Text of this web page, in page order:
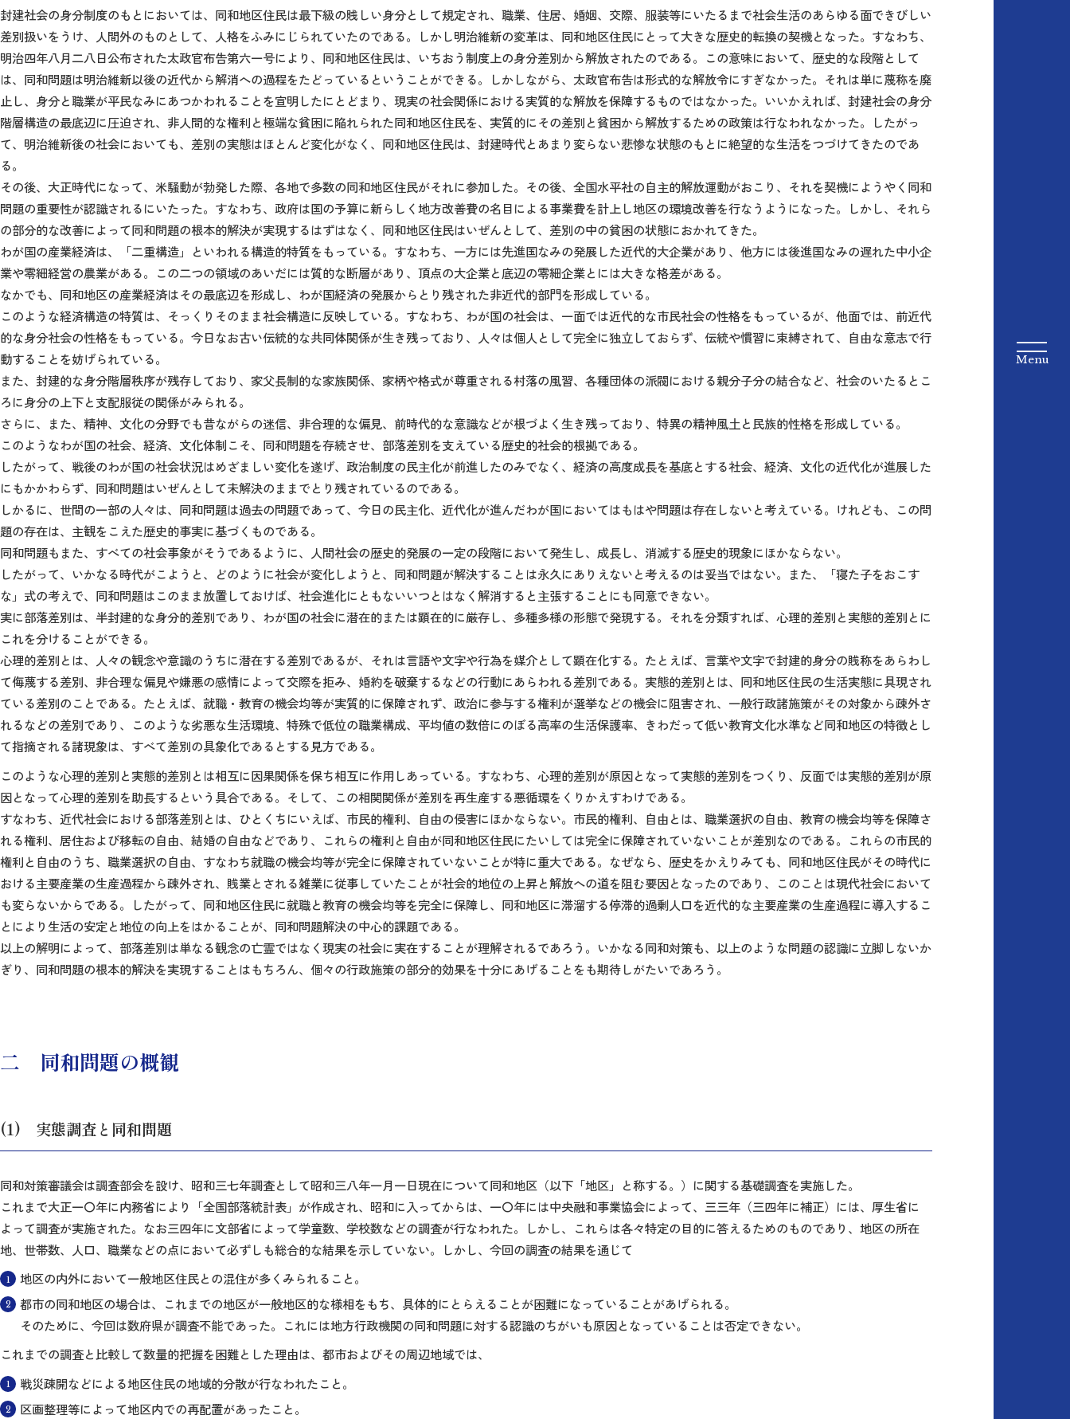
封建社会の身分制度のもとにおいては、同和地区住民は最下級の賎しい身分として規定され、職業、住居、婚姻、交際、服装等にいたるまで社会生活のあらゆる面できびしい
差別扱いをうけ、人間外のものとして、人格をふみにじられていたのである。しかし明治維新の変革は、同和地区住民にとって大きな歴史的転換の契機となった。すなわち、
明治四年八月二八日公布された太政官布告第六一号により、同和地区住民は、いちおう制度上の身分差別から解放されたのである。この意味において、歴史的な段階として
は、同和問題は明治維新以後の近代から解消への過程をたどっているということができる。しかしながら、太政官布告は形式的な解放令にすぎなかった。それは単に蔑称を廃
止し、身分と職業が平民なみにあつかわれることを宣明したにとどまり、現実の社会関係における実質的な解放を保障するものではなかった。いいかえれば、封建社会の身分
階層構造の最底辺に圧迫され、非人間的な権利と極端な貧困に陥れられた同和地区住民を、実質的にその差別と貧困から解放するための政策は行なわれなかった。したがっ
て、明治維新後の社会においても、差別の実態はほとんど変化がなく、同和地区住民は、封建時代とあまり変らない悲惨な状態のもとに絶望的な生活をつづけてきたのであ
る。
その後、大正時代になって、米騒動が勃発した際、各地で多数の同和地区住民がそれに参加した。その後、全国水平社の自主的解放運動がおこり、それを契機にようやく同和
問題の重要性が認識されるにいたった。すなわち、政府は国の予算に新らしく地方改善費の名目による事業費を計上し地区の環境改善を行なうようになった。しかし、それら
の部分的な改善によって同和問題の根本的解決が実現するはずはなく、同和地区住民はいぜんとして、差別の中の貧困の状態におかれてきた。
わが国の産業経済は、「二重構造」といわれる構造的特質をもっている。すなわち、一方には先進国なみの発展した近代的大企業があり、他方には後進国なみの遅れた中小企
業や零細経営の農業がある。この二つの領域のあいだには質的な断層があり、頂点の大企業と底辺の零細企業とには大きな格差がある。
なかでも、同和地区の産業経済はその最底辺を形成し、わが国経済の発展からとり残された非近代的部門を形成している。
このような経済構造の特質は、そっくりそのまま社会構造に反映している。すなわち、わが国の社会は、一面では近代的な市民社会の性格をもっているが、他面では、前近代
的な身分社会の性格をもっている。今日なお古い伝統的な共同体関係が生き残っており、人々は個人として完全に独立しておらず、伝統や慣習に束縛されて、自由な意志で行
動することを妨げられている。
また、封建的な身分階層秩序が残存しており、家父長制的な家族関係、家柄や格式が尊重される村落の風習、各種団体の派閥における親分子分の結合など、社会のいたるとこ
ろに身分の上下と支配服従の関係がみられる。
さらに、また、精神、文化の分野でも昔ながらの迷信、非合理的な偏見、前時代的な意識などが根づよく生き残っており、特異の精神風土と民族的性格を形成している。
このようなわが国の社会、経済、文化体制こそ、同和問題を存続させ、部落差別を支えている歴史的社会的根拠である。
したがって、戦後のわが国の社会状況はめざましい変化を遂げ、政治制度の民主化が前進したのみでなく、経済の高度成長を基底とする社会、経済、文化の近代化が進展した
にもかかわらず、同和問題はいぜんとして未解決のままでとり残されているのである。
しかるに、世間の一部の人々は、同和問題は過去の問題であって、今日の民主化、近代化が進んだわが国においてはもはや問題は存在しないと考えている。けれども、この問
題の存在は、主観をこえた歴史的事実に基づくものである。
同和問題もまた、すべての社会事象がそうであるように、人間社会の歴史的発展の一定の段階において発生し、成長し、消滅する歴史的現象にほかならない。
したがって、いかなる時代がこようと、どのように社会が変化しようと、同和問題が解決することは永久にありえないと考えるのは妥当ではない。また、「寝た子をおこす
な」式の考えで、同和問題はこのまま放置しておけば、社会進化にともないいつとはなく解消すると主張することにも同意できない。
実に部落差別は、半封建的な身分的差別であり、わが国の社会に潜在的または顕在的に厳存し、多種多様の形態で発現する。それを分類すれば、心理的差別と実態的差別とに
これを分けることができる。
心理的差別とは、人々の観念や意識のうちに潜在する差別であるが、それは言語や文字や行為を媒介として顕在化する。たとえば、言葉や文字で封建的身分の賎称をあらわし
て侮蔑する差別、非合理な偏見や嫌悪の感情によって交際を拒み、婚約を破棄するなどの行動にあらわれる差別である。実態的差別とは、同和地区住民の生活実態に具現され
ている差別のことである。たとえば、就職・教育の機会均等が実質的に保障されず、政治に参与する権利が選挙などの機会に阻害され、一般行政諸施策がその対象から疎外さ
れるなどの差別であり、このような劣悪な生活環境、特殊で低位の職業構成、平均値の数倍にのぼる高率の生活保護率、きわだって低い教育文化水準など同和地区の特徴とし
て指摘される諸現象は、すべて差別の具象化であるとする見方である。
このような心理的差別と実態的差別とは相互に因果関係を保ち相互に作用しあっている。すなわち、心理的差別が原因となって実態的差別をつくり、反面では実態的差別が原
因となって心理的差別を助長するという具合である。そして、この相関関係が差別を再生産する悪循環をくりかえすわけである。
すなわち、近代社会における部落差別とは、ひとくちにいえば、市民的権利、自由の侵害にほかならない。市民的権利、自由とは、職業選択の自由、教育の機会均等を保障さ
れる権利、居住および移転の自由、結婚の自由などであり、これらの権利と自由が同和地区住民にたいしては完全に保障されていないことが差別なのである。これらの市民的
権利と自由のうち、職業選択の自由、すなわち就職の機会均等が完全に保障されていないことが特に重大である。なぜなら、歴史をかえりみても、同和地区住民がその時代に
おける主要産業の生産過程から疎外され、賎業とされる雑業に従事していたことが社会的地位の上昇と解放への道を阻む要因となったのであり、このことは現代社会において
も変らないからである。したがって、同和地区住民に就職と教育の機会均等を完全に保障し、同和地区に滞溜する停滞的過剰人口を近代的な主要産業の生産過程に導入するこ
とにより生活の安定と地位の向上をはかることが、同和問題解決の中心的課題である。
以上の解明によって、部落差別は単なる観念の亡霊ではなく現実の社会に実在することが理解されるであろう。いかなる同和対策も、以上のような問題の認識に立脚しないか
ぎり、同和問題の根本的解決を実現することはもちろん、個々の行政施策の部分的効果を十分にあげることをも期待しがたいであろう。
二 同和問題の概観
(1) 実態調査と同和問題
同和対策審議会は調査部会を設け、昭和三七年調査として昭和三八年一月一日現在について同和地区（以下「地区」と称する。）に関する基礎調査を実施した。
これまで大正一〇年に内務省により「全国部落統計表」が作成され、昭和に入ってからは、一〇年には中央融和事業協会によって、三三年（三四年に補正）には、厚生省に
よって調査が実施された。なお三四年に文部省によって学童数、学校数などの調査が行なわれた。しかし、これらは各々特定の目的に答えるためのものであり、地区の所在
地、世帯数、人口、職業などの点において必ずしも総合的な結果を示していない。しかし、今回の調査の結果を通じて
地区の内外において一般地区住民との混住が多くみられること。
都市の同和地区の場合は、これまでの地区が一般地区的な様相をもち、具体的にとらえることが困難になっていることがあげられる。
そのために、今回は数府県が調査不能であった。これには地方行政機関の同和問題に対する認識のちがいも原因となっていることは否定できない。
これまでの調査と比較して数量的把握を困難とした理由は、都市およびその周辺地域では、
戦災疎開などによる地区住民の地域的分散が行なわれたこと。
区画整理等によって地区内での再配置があったこと。